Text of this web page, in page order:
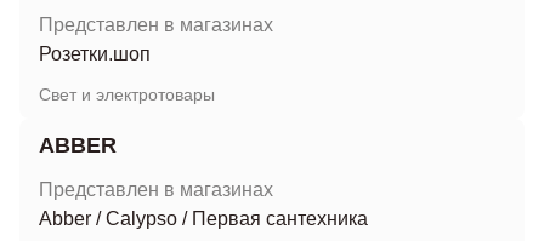
Представлен в магазинах
Розетки.шоп
Свет и электротовары
ABBER
Представлен в магазинах
Abber /Calypso / Первая сантехника